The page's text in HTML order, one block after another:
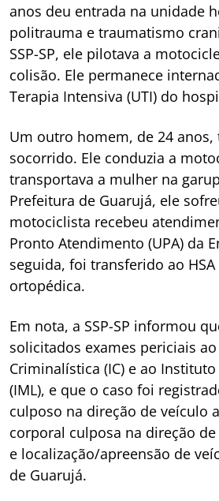
anos deu entrada na unidade
politrauma e traumatismo
SSP-SP, ele pilotava a
colisão. Ele permanece
Terapia Intensiva (UTI) do
Um outro homem, de 24
socorrido. Ele conduzia a
transportava a mulher na
Prefeitura de Guarujá, ele
motociclista recebeu
Pronto Atendimento (UPA) da
seguida, foi transferido ao
ortopédica.
Em nota, a SSP-SP informou
solicitados exames periciais
Criminalística (IC) e ao
(IML), e que o caso foi
culposo na direção de veículo
corporal culposa na direção
e localização/apreensão de
de Guarujá.